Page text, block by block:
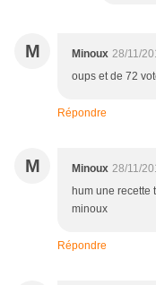
M Minoux 28/11/
oups et de 72
Répondre
M Minoux 28/11/
hum une recette
minoux
Répondre